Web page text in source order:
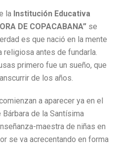
la Institución Educativa
DE COPACABANA” se
es que nació en la mente
religiosa antes de fundarla.
primero fue un sueño, que
de los años.
a aparecer ya en el
de la Santísima
maestra de niñas en
se va acrecentando en forma